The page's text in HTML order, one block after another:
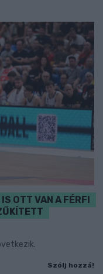
OTT VAN A FÉRFI
Szólj hozzá!